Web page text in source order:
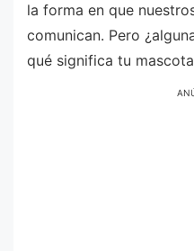
la forma en que
comunican. Pero
qué significa tu